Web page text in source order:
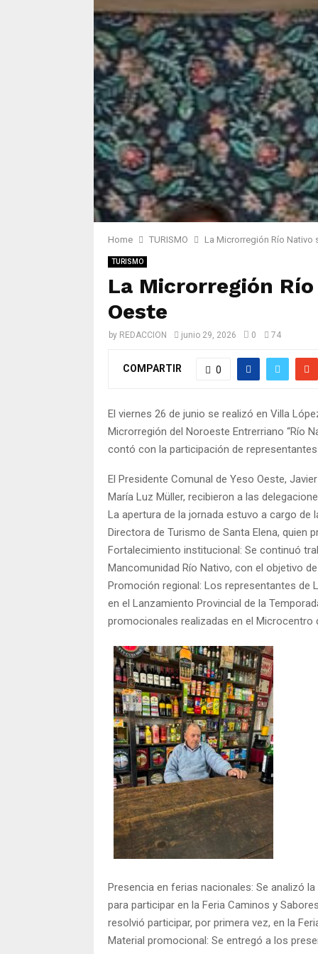
Home TURISMO La Microrregión Río Nativo
TURISMO
La Microrregión
Oeste
by REDACCION junio 29, 2026 0 74
COMPARTIR 0
El viernes 26 de junio se realizó en Villa
Microrregión del Noroeste Entrerriano “Río
contó con la participación de
El Presidente Comunal de Yeso Oeste,
María Luz Müller, recibieron a las
La apertura de la jornada estuvo a cargo de
Directora de Turismo de Santa Elena, quien
Fortalecimiento institucional: Se continuó
Mancomunidad Río Nativo, con el objetivo
Promoción regional: Los representantes de
en el Lanzamiento Provincial de la
promocionales realizadas en el Microcentro
Presencia en ferias nacionales: Se analizó
para participar en la Feria Caminos y
resolvió participar, por primera vez, en la
Material promocional: Se entregó a los